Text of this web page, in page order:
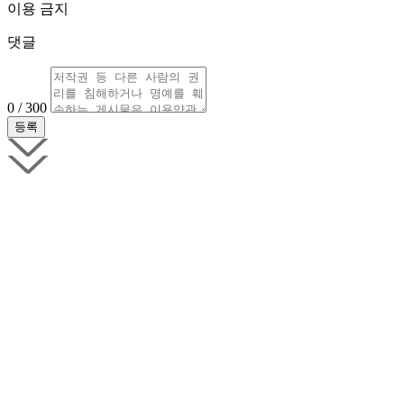
이용 금지
댓글
0 / 300